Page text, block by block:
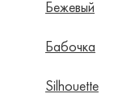
Бежевый
Бабочка
Silhouette